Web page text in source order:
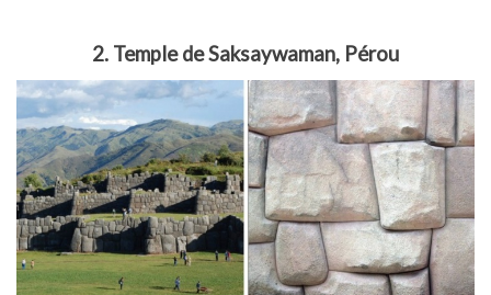
2. Temple de Saksaywaman, Pérou